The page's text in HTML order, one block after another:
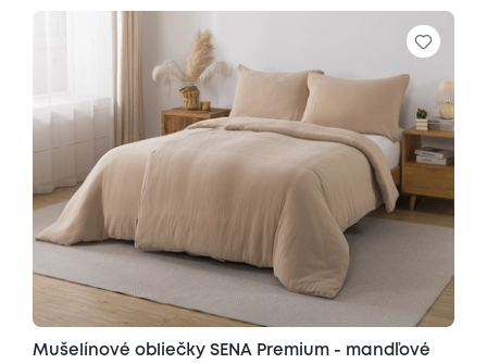
Mušelínové obliečky SENA Premium - mandľové